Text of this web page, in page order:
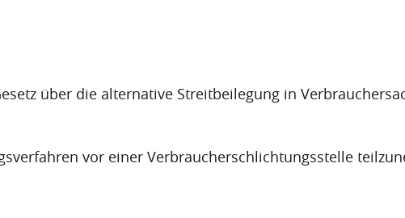
über die alternative Streitbeilegung in
vor einer Verbraucherschlichtungsstelle